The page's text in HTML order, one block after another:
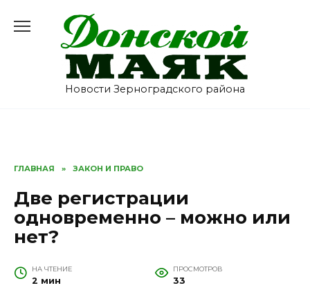
содержанию
Новости Зерноградского района
ГЛАВНАЯ » ЗАКОН И ПРАВО
Две регистрации
одновременно – можно или
нет?
НА ЧТЕНИЕ
2 мин
ПРОСМОТРОВ
33